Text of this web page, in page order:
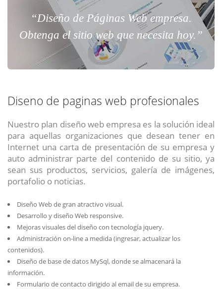
“Diseño de Páginas Web empresa.
Obtenga el sitio web que necesita hoy.”
Diseno de paginas web profesionales
Nuestro plan diseño web empresa es la solución ideal
para aquellas organizaciones que desean tener en
Internet una carta de presentación de su empresa y
auto administrar parte del contenido de su sitio, ya
sean sus productos, servicios, galería de imágenes,
portafolio o noticias.
Diseño Web de gran atractivo visual.
Desarrollo y diseño Web responsive.
Mejoras visuales del diseño con tecnología jquery.
Administración on-line a medida (ingresar, actualizar los
contenidos).
Diseño de base de datos MySql, donde se almacenará la
información.
Formulario de contacto dirigido al email de su empresa.